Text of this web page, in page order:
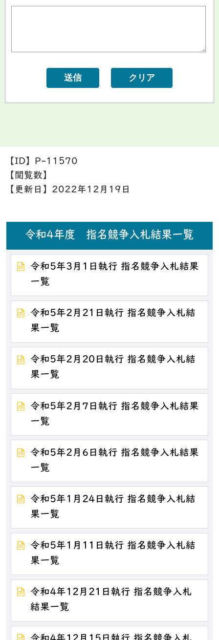
【ID】 P-11570
【閲覧数】
【更新日】 2022年12月19日
令和4年度 指名競争入札結果一覧
令和5年3月1日執行 指名競争入札結果
一覧
令和5年2月21日執行 指名競争入札結
果一覧
令和5年2月20日執行 指名競争入札結
果一覧
令和5年2月7日執行 指名競争入札結果
一覧
令和5年2月6日執行 指名競争入札結果
一覧
令和5年1月24日執行 指名競争入札結
果一覧
令和5年1月11日執行 指名競争入札結
果一覧
令和4年12月21日執行 指名競争入札
結果一覧